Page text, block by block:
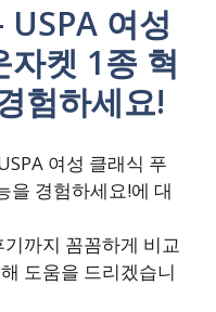
여성
자켓 1종 혁
험하세요!
여성 클래식 푸
을 경험하세요!에 대
까지 꼼꼼하게 비교
도움을 드리겠습니